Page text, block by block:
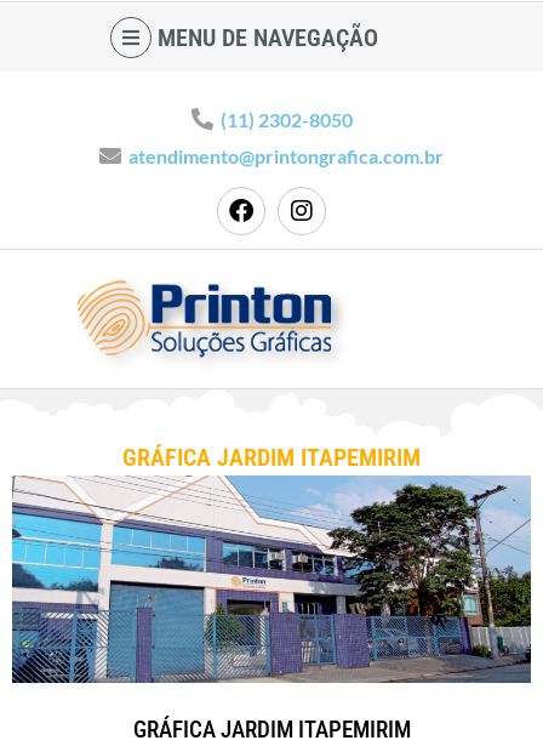
MENU DE NAVEGAÇÃO
(11) 2302-8050
atendimento@printongrafica.com.br
GRÁFICA JARDIM ITAPEMIRIM
GRÁFICA JARDIM ITAPEMIRIM